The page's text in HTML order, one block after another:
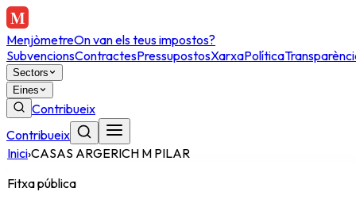
MenjòmetreOn van els teus impostos?
SubvencionsContractesPressupostosXarxaPolítica
Sectors
Eines
Contribueix
Contribueix
Inici›CASAS ARGERICH M PILAR
Fitxa pública